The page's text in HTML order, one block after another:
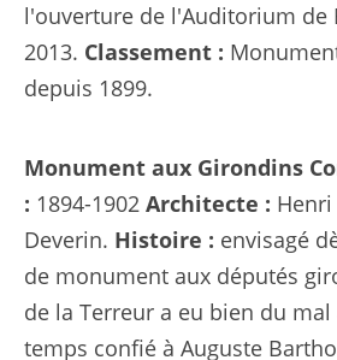
l'ouverture de l'Auditorium de
2013. Classement :
depuis 1899.
Monument aux Girondins
: 1894-1902 Architecte : Henri
Deverin. Histoire : envisagé
de monument aux députés
de la Terreur a eu bien du
temps confié à Auguste